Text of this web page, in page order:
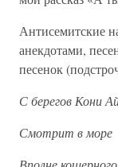
Антисемитские
анекдотами,
песенок
С берегов Кони
Смотрит в море